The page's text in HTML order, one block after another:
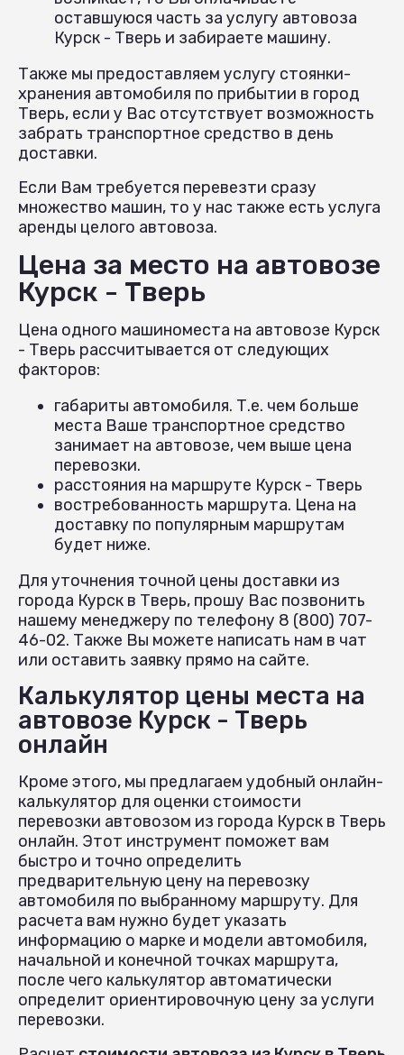
оставшуюся часть за услугу автовоза
Курск - Тверь и забираете машину.
Также мы предоставляем услугу стоянки-
хранения автомобиля по прибытии в город
Тверь, если у Вас отсутствует возможность
забрать транспортное средство в день
доставки.
Если Вам требуется перевезти сразу
множество машин, то у нас также есть услуга
аренды целого автовоза.
Цена за место на автовозе
Курск - Тверь
Цена одного машиноместа на автовозе Курск
- Тверь рассчитывается от следующих
факторов:
габариты автомобиля. Т.е. чем больше
места Ваше транспортное средство
занимает на автовозе, чем выше цена
перевозки.
расстояния на маршруте Курск - Тверь
востребованность маршрута. Цена на
доставку по популярным маршрутам
будет ниже.
Для уточнения точной цены доставки из
города Курск в Тверь, прошу Вас позвонить
нашему менеджеру по телефону 8 (800) 707-
46-02. Также Вы можете написать нам в чат
или оставить заявку прямо на сайте.
Калькулятор цены места на
автовозе Курск - Тверь
онлайн
Кроме этого, мы предлагаем удобный онлайн-
калькулятор для оценки стоимости
перевозки автовозом из города Курск в Тверь
онлайн. Этот инструмент поможет вам
быстро и точно определить
предварительную цену на перевозку
автомобиля по выбранному маршруту. Для
расчета вам нужно будет указать
информацию о марке и модели автомобиля,
начальной и конечной точках маршрута,
после чего калькулятор автоматически
определит ориентировочную цену за услуги
перевозки.